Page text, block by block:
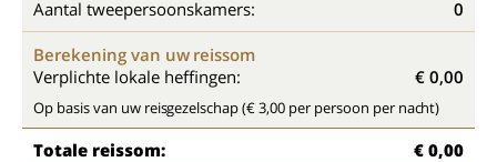
Aantal tweepersoonskamers:
0
Berekening van uw reissom
Verplichte lokale heffingen:
€ 0,00
Op basis van uw reisgezelschap (€ 3,00 per persoon per nacht)
Totale reissom: € 0,00